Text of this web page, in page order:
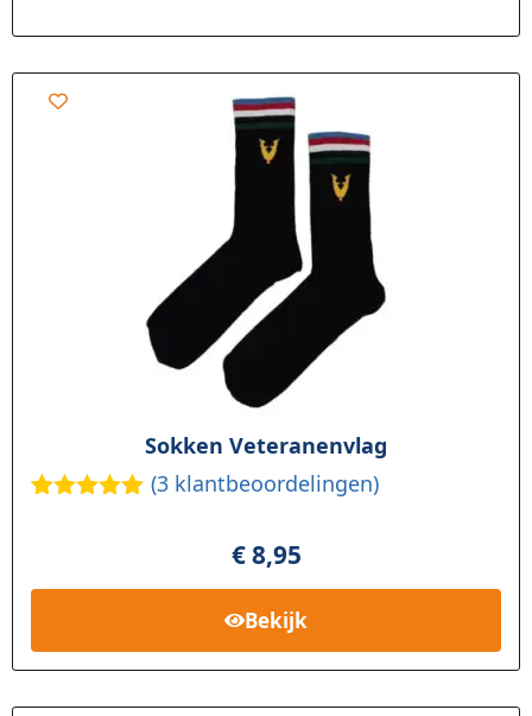
Sokken Veteranenvlag
op
en
(3 klantbeoordelingen)
€8,95
Bekijk